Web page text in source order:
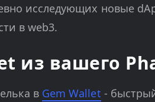
исследующих новые
в web3.
из вашего
в Gem Wallet -